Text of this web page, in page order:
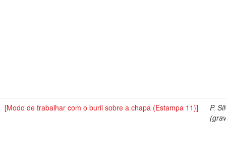
[Modo de trabalhar com o buril sobre a chapa (Estampa 11)]
P.